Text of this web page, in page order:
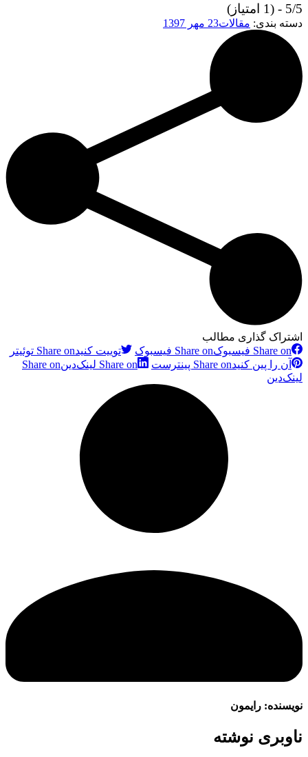
5/5 - (1 امتیاز)
دسته بندی: مقالات23 مهر 1397
اشتراک گذاری مطالب
Share on فیسبوک
Share on فیسبوک توییت کنیدShare on توئیتر
آن را پین کنیدShare on پینترست Share on لینک‌دین
Share on
لینک‌دین
نویسنده: رایمون
ناوبری نوشته